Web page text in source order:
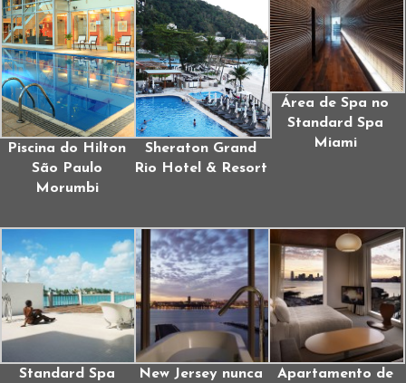
Piscina do Hilton
São Paulo
Morumbi
Sheraton Grand
Rio Hotel & Resort
Área de Spa no
Standard Spa
Miami
Standard Spa
New Jersey nunca
Apartamento de